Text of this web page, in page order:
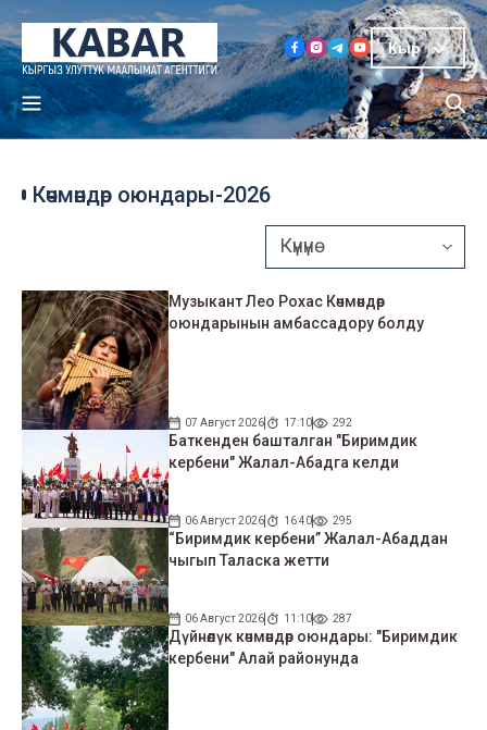
Кыр
Көчмөндөр оюндары-2026
Музыкант Лео Рохас Көчмөндөр
оюндарынын амбассадору болду
07 Август 2026 17:10 292
Баткенден башталган "Биримдик
кербени" Жалал-Абадга келди
06 Август 2026 16:40 295
“Биримдик кербени” Жалал-Абаддан
чыгып Таласка жетти
06 Август 2026 11:10 287
Дүйнөлүк көчмөндөр оюндары: "Биримдик
кербени" Алай районунда